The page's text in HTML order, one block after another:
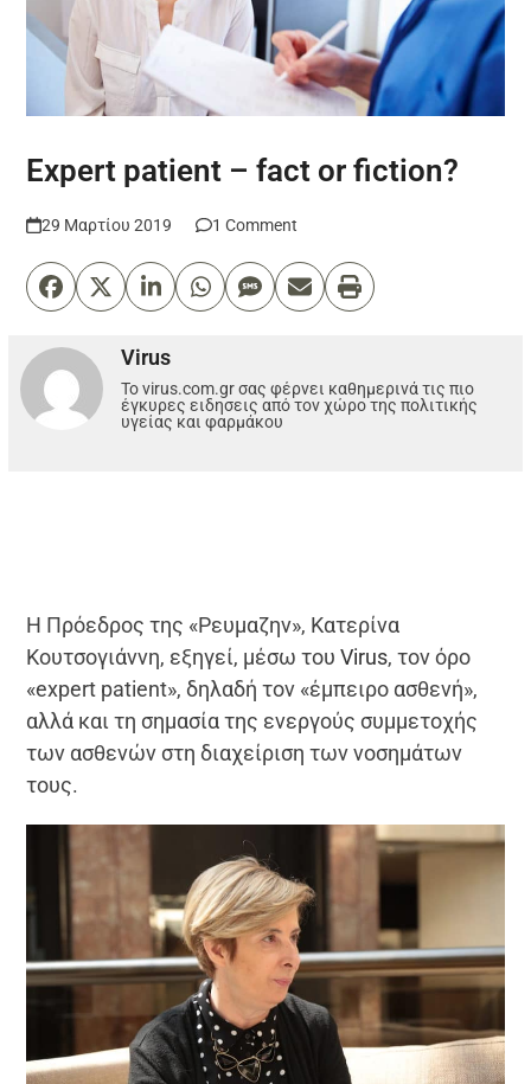
Expert patient – fact or fiction?
29 Μαρτίου 2019 1 Comment
Virus
Το virus.com.gr σας φέρνει καθημερινά τις πιο
έγκυρες ειδησεις από τον χώρο της πολιτικής
υγείας και φαρμάκου
Η Πρόεδρος της «Ρευμαζην», Κατερίνα
Κουτσογιάννη, εξηγεί, μέσω τουVirus, τον όρο
«expert patient», δηλαδή τον «έμπειρο ασθενή»,
αλλά και τη σημασία της ενεργούς συμμετοχής
των ασθενών στη διαχείριση των νοσημάτων
τους.